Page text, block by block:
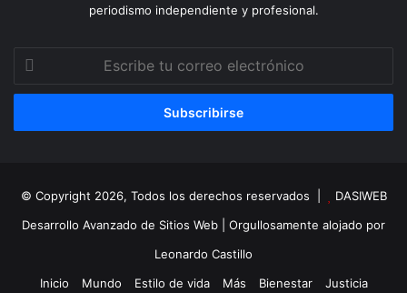
periodismo independiente y profesional.
correo
© Copyright 2026, Todos los derechos reservados |
DASIWEB
Desarrollo Avanzado de Sitios Web | Orgullosamente alojado por
Leonardo Castillo
Inicio
Mundo Estilo de vida Más Bienestar Justicia